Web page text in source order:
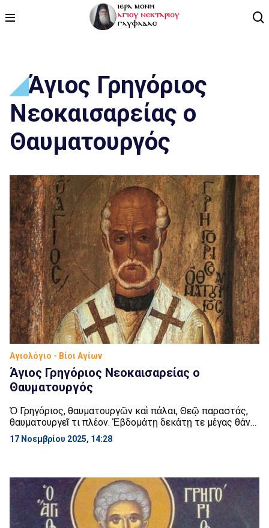
ΠΡΟΓΡΑΜΜΑ
ΒΙΝΤΕΟ
ΑΡΘΡΟΓΡΑΦΙΑ
ΑΓΙΟΛΟΓΙΟ - ΒΙΟΙ ΑΓΙΩΝ
ΕΠΙΚΟΙΝΩΝΙΑ
Άγιος Γρηγόριος
Νεοκαισαρείας ο
Θαυματουργός
Αγιολόγιο - Βίοι Αγίων
Άγιος Γρηγόριος Νεοκαισαρείας ο
Θαυματουργός
Ὁ Γρηγόριος, θαυματουργῶν καὶ πάλαι, Θεῷ παραστάς,
θαυματουργεῖ τι πλέον. Ἑβδομάτῃ δεκάτῃ τε μέγας θάνε
θαυματουργος. Ο Άγιος Γρηγόριος εορτάζει στις 17
Νοεμβρίου εκάστου έτους. Γεννήθηκε περίπου το 210 με
θέση στη Νεοκαισάρεια του Πόντου (γνωστή στην
αρχαιότητα και […]
17 Νοεμβρίου 2025, 14:28